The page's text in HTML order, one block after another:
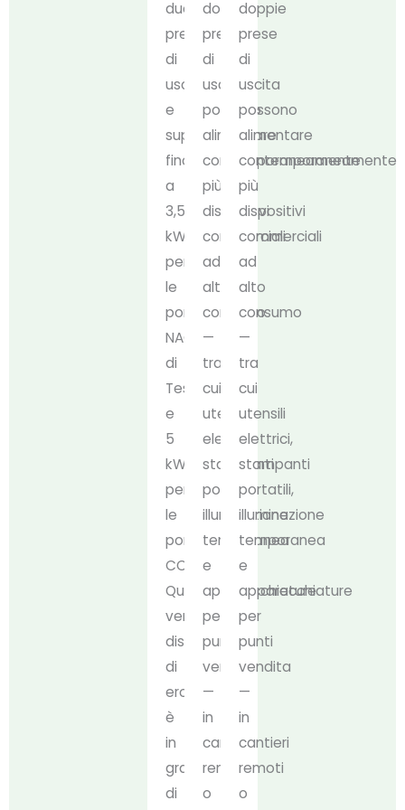
due
prese
di
uscita
e
supporta
fino
a
3,5
kW
per
le
porte
NACS
di
Tesla
e
5
kW
per
le
porte
CCS2.
Questo
versatile
dispositivo
di
erogazione
è
in
grado
di
doppie
prese
di
uscita
possono
alimentare
contemporaneamente
più
dispositivi
commerciali
ad
alto
consumo
—
tra
cui
utensili
elettrici,
stampanti
portatili,
illuminazione
temporanea
e
apparecchiature
per
punti
vendita
—
in
cantieri
remoti
o
doppie
prese
di
uscita
possono
alimentare
contemporaneamente
più
dispositivi
commerciali
ad
alto
consumo
—
tra
cui
utensili
elettrici,
stampanti
portatili,
illuminazione
temporanea
e
apparecchiature
per
punti
vendita
—
in
cantieri
remoti
o